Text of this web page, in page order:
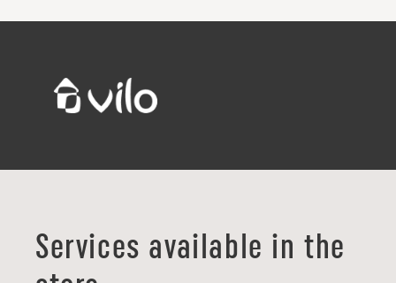
Services available in the